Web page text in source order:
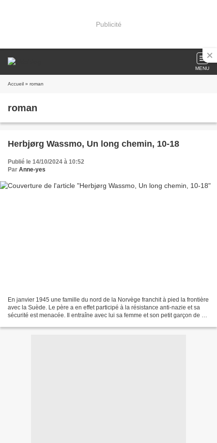
Publicité
MENU
Accueil » roman
roman
Herbjørg Wassmo, Un long chemin, 10-18
Publié le 14/10/2024 à 10:52
Par Anne-yes
En janvier 1945 une famille du nord de la Norvège franchit à pied la frontière
avec la Suède. Le père a en effet participé à la résistance anti-nazie et sa
sécurité est menacée. Il entraîne avec lui sa femme et son petit garçon de 5